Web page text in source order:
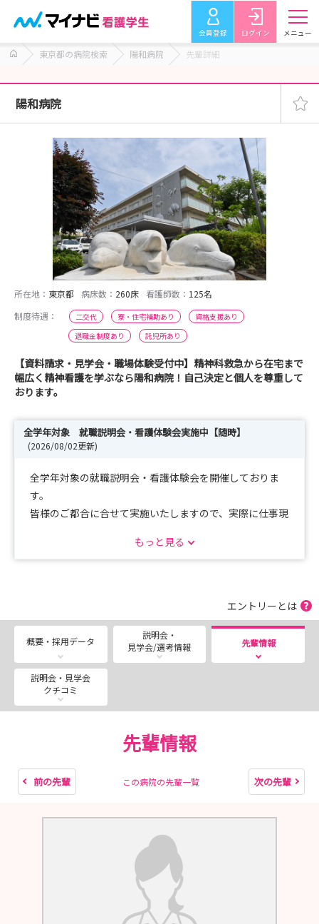
会員登録 ログイン メニュー
東京都の病院検索 陽和病院 先輩詳細
陽和病院
所在地： 東京都 病床数： 260床 看護師数： 125名
制度待遇：
二交代 寮・住宅補助あり
資格支援あり
退職金制度あり
託児所あり
【資料請求・見学会・職場体験受付中】精神科救急から在宅まで
幅広く精神看護を学ぶなら陽和病院！自己決定と個人を尊重して
おります。
全学年対象 就職説明会・看護体験会実施中【随時】
(2026/08/02更新)
全学年対象の就職説明会・看護体験会を開催しておりま
す。
皆様のご都合に合せて実施いたしますので、実際に仕事現
夏季休暇を利用していただき、精神科に興味関心がある方
27卒選考会も引き続き随時実施しておりますので、ぜひ
ご連絡ください。
学生の皆さまのご都合に合わせて開催いたしますのでご検
討ください！
職員一同お待ちしております。
ご不明な点はお気軽にお問合せください。
陽和病院 看護部 砂道大介
もっと見る
エントリーとは
概要・採用データ
説明会・
見学会/選考情報
先輩情報
説明会・見学会
クチコミ
先輩情報
前の先輩 この病院の先輩一覧 次の先輩